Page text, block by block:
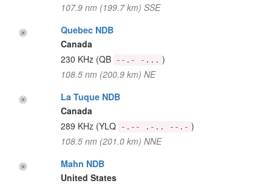
107.9 nm (199.7 km) SSE
Quebec NDB
Canada
230 KHz (QB --.- -... )
108.5 nm (200.9 km) NE
La Tuque NDB
Canada
289 KHz (YLQ -.-- .-.. --.- )
108.5 nm (201.0 km) NNE
Mahn NDB
United States